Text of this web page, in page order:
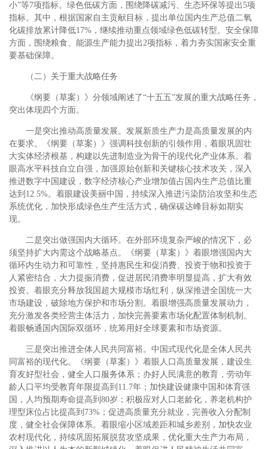
小”等7项指标。绿色低碳方面，围绕降碳减污、生态环保等提出5项
指标。其中，根据国家自主贡献目标，提出单位国内生产总值二氧
化碳排放累计降低17%，继续推动重点领域绿色低碳转型。安全保障
方面，围绕粮食、能源生产能力提出2项指标，着力夯实国家安全重
要基础保障。
（二）关于重大战略任务
《纲要（草案）》分领域阐述了“十五五”发展的重大战略任务，
突出体现四个方面。
一是突出推动高质量发展。发展新质生产力是高质量发展的内
在要求。《纲要（草案）》强调科技创新的引领作用，着眼巩固壮
大实体经济根基，构建以先进制造业为骨干的现代化产业体系。着
眼高水平科技自立自强，加强原始创新和关键核心技术攻关，深入
推进数字中国建设，数字经济核心产业增加值占国内生产总值比重
达到12.5%。着眼建设美丽中国，持续深入推进污染防治攻坚和生态
系统优化，加快形成绿色生产生活方式，确保碳达峰目标如期实
现。
二是突出做强国内大循环。在外部环境复杂严峻的情况下，必
须坚持扩大内需这个战略基点。《纲要（草案）》着眼增强国内大
循环内生动力和可靠性，坚持惠民生和促消费、投资于物和投资于
人紧密结合，大力提振消费，促进居民消费率明显提高，扩大有效
投资。着眼充分释放我国超大规模市场红利，纵深推进全国统一大
市场建设，破除地方保护和市场分割。着眼增强高质量发展动力，
充分激发各类经营主体活力，加快完善要素市场化配置体制机制。
着眼畅通国内国际双循环，统筹用好全球要素和市场资源。
三是突出推进全体人民共同富裕。中国式现代化是全体人民共
同富裕的现代化。《纲要（草案）》着眼人口高质量发展，建设生
育友好型社会，健全人口服务体系；办好人民满意的教育，劳动年
龄人口平均受教育年限提高到11.7年；加快建设健康中国和体育强
国，人均预期寿命提高到80岁；积极应对人口老龄化，养老机构护
理型床位占比提高到73%；促进高质量充分就业，完善收入分配制
度，健全社会保障体系。着眼缩小区域差距和城乡差别，加快农业
农村现代化，持续巩固拓展脱贫攻坚成果，优化重大生产力布局，